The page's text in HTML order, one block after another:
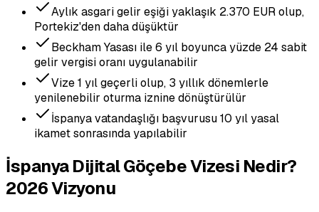
Aylık asgari gelir eşiği yaklaşık 2.370 EUR olup,
Portekiz'den daha düşüktür
Beckham Yasası ile 6 yıl boyunca yüzde 24 sabit
gelir vergisi oranı uygulanabilir
Vize 1 yıl geçerli olup, 3 yıllık dönemlerle
yenilenebilir oturma iznine dönüştürülür
İspanya vatandaşlığı başvurusu 10 yıl yasal
ikamet sonrasında yapılabilir
İspanya Dijital Göçebe Vizesi Nedir?
2026 Vizyonu